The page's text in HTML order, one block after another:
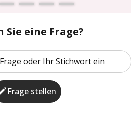
Sie eine Frage?
Frage stellen